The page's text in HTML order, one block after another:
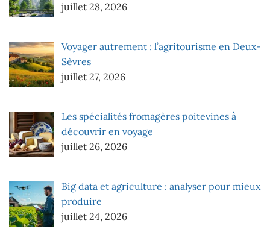
juillet 28, 2026
Voyager autrement : l’agritourisme en Deux-
Sèvres
juillet 27, 2026
Les spécialités fromagères poitevines à
découvrir en voyage
juillet 26, 2026
Big data et agriculture : analyser pour mieux
produire
juillet 24, 2026